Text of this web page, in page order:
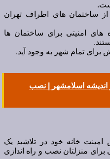
ساختمان های اطراف تهران
های امنیتی برای ساختمان ها
برای تمام شهر به وجود آید.
اندیشه اسلامشهر | نصب
امینت خانه خود در تلاشید یک
برای منزلتان نصب و راه اندازی